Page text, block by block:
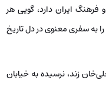
فرهنگ ایران دارد، گویی هر
به سفری معنوی در دل تاریخ
زند، نرسیده به خیابان